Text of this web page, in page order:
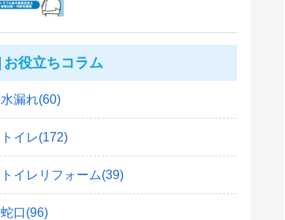
お役立ちコラム
水漏れ(60)
トイレ(172)
トイレリフォーム(39)
蛇口(96)